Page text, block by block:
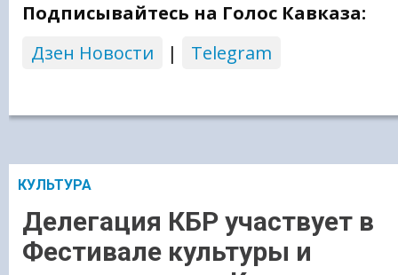
Подписывайтесь на Голос Кавказа:
Дзен Новости
| Telegram
КУЛЬТУРА
Делегация КБР участвует в
Фестивале культуры и